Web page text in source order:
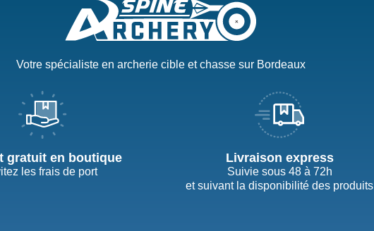
Votre spécialiste en archerie cible et chasse sur Bordeaux
gratuit en boutique
les frais de port
Livraison express
Suivie sous 48 à 72h
et suivant la disponibilité des produits